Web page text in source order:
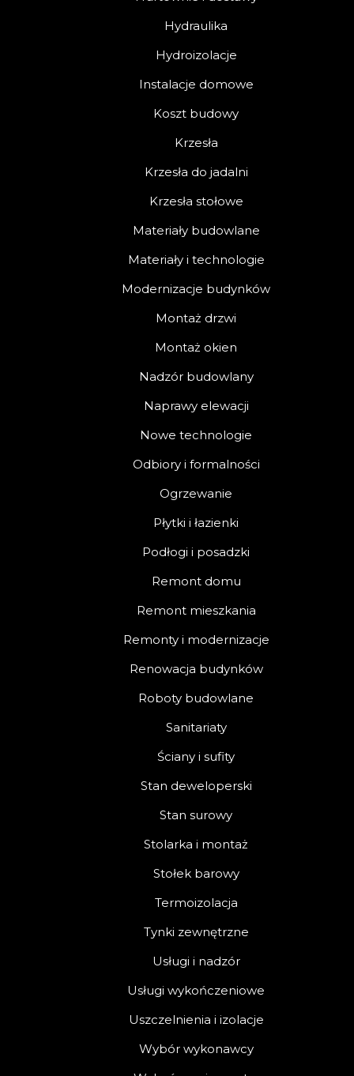
Hydraulika
Hydroizolacje
Instalacje domowe
Koszt budowy
Krzesła
Krzesła do jadalni
Krzesła stołowe
Materiały budowlane
Materiały i technologie
Modernizacje budynków
Montaż drzwi
Montaż okien
Nadzór budowlany
Naprawy elewacji
Nowe technologie
Odbiory i formalności
Ogrzewanie
Płytki i łazienki
Podłogi i posadzki
Remont domu
Remont mieszkania
Remonty i modernizacje
Renowacja budynków
Roboty budowlane
Sanitariaty
Ściany i sufity
Stan deweloperski
Stan surowy
Stolarka i montaż
Stołek barowy
Termoizolacja
Tynki zewnętrzne
Usługi i nadzór
Usługi wykończeniowe
Uszczelnienia i izolacje
Wybór wykonawcy